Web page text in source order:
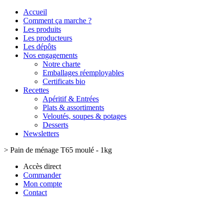
Accueil
Comment ça marche ?
Les produits
Les producteurs
Les dépôts
Nos engagements
Notre charte
Emballages réemployables
Certificats bio
Recettes
Apéritif & Entrées
Plats & assortiments
Veloutés, soupes & potages
Desserts
Newsletters
> Pain de ménage T65 moulé - 1kg
Accès direct
Commander
Mon compte
Contact